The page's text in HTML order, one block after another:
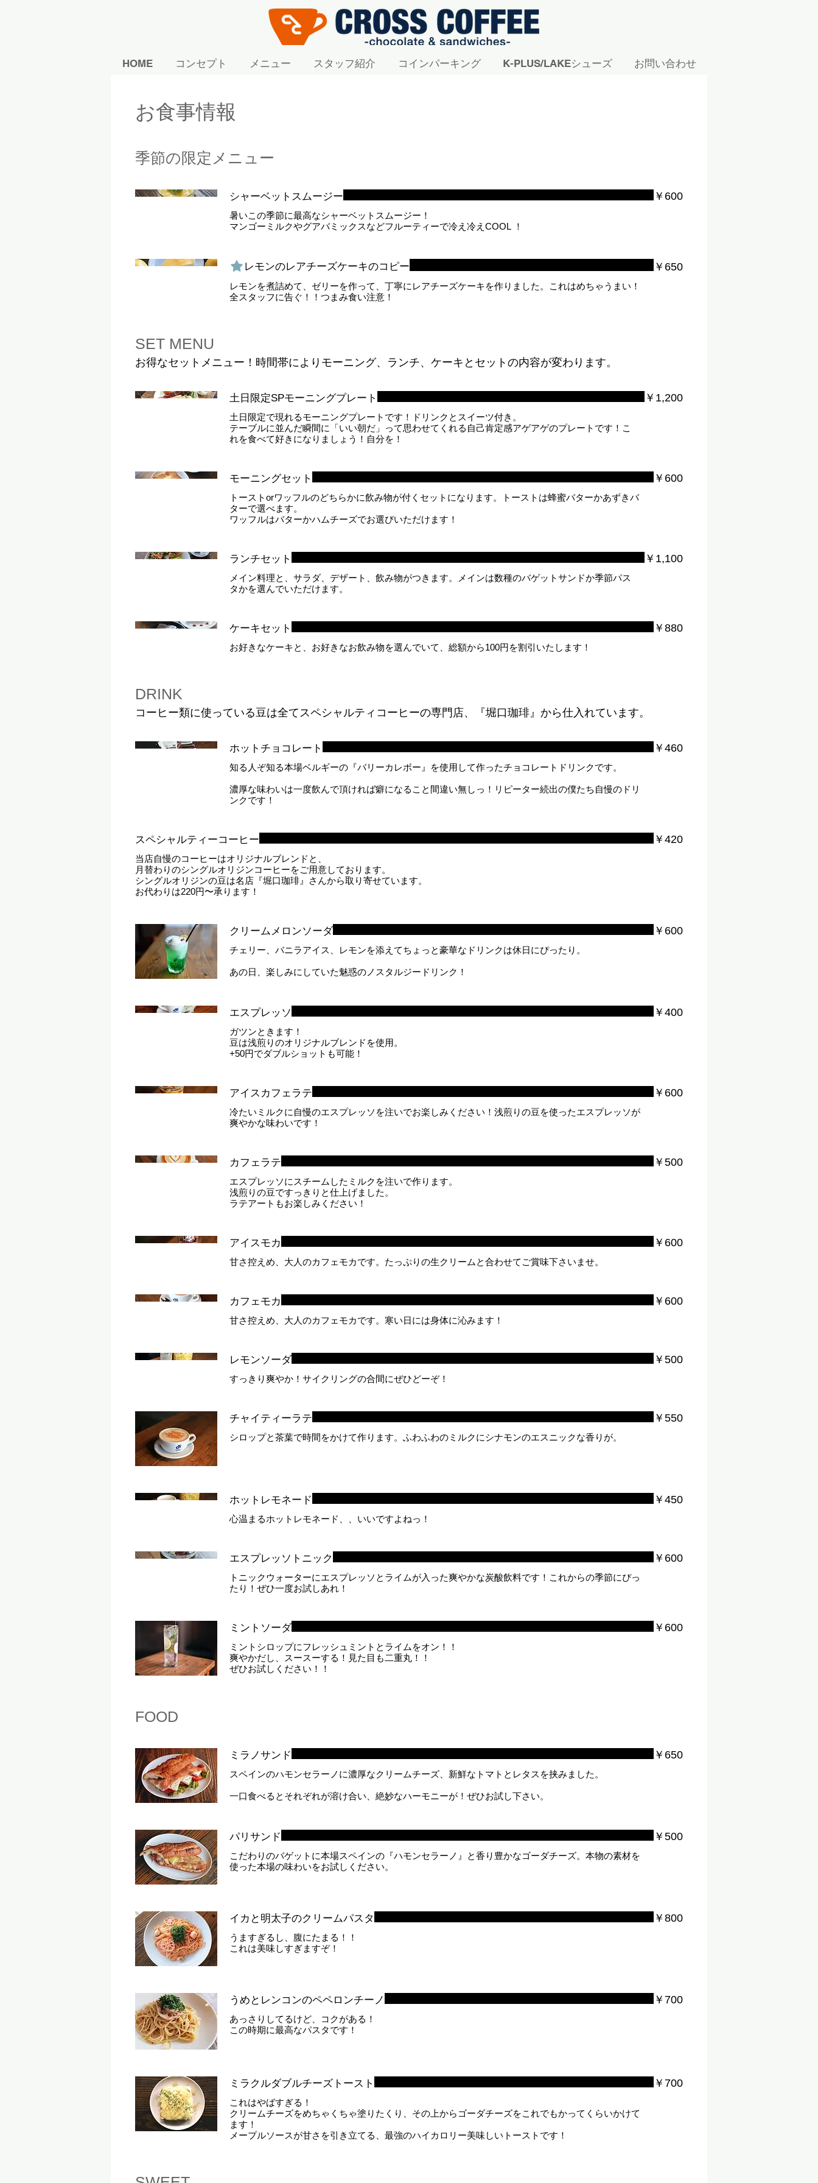
HOME コンセプト メニュー スタッフ紹介 コインパーキング K-PLUS/LAKEシューズ お問い合わせ
お食事情報
季節の限定メニュー
シャーベットスムージー
暑いこの季節に最高なシャーベットスムージー！
マンゴーミルクやグアバミックスなどフルーティーで冷え冷えCOOL ！
￥600
レモンのレアチーズケーキのコピー
レモンを煮詰めて、ゼリーを作って、丁寧にレアチーズケーキを作りました。これはめちゃうまい！
全スタッフに告ぐ！！つまみ食い注意！
￥650
SET MENU
お得なセットメニュー！時間帯によりモーニング、ランチ、ケーキとセットの内容が変わります。
土日限定SPモーニングプレート
土日限定で現れるモーニングプレートです！ドリンクとスイーツ付き。
テーブルに並んだ瞬間に「いい朝だ」って思わせてくれる自己肯定感アゲアゲのプレートです！こ
れを食べて好きになりましょう！自分を！
￥1,200
モーニングセット
トーストorワッフルのどちらかに飲み物が付くセットになります。トーストは蜂蜜バターかあずきバ
ターで選べます。
ワッフルはバターかハムチーズでお選びいただけます！
￥600
ランチセット
メイン料理と、サラダ、デザート、飲み物がつきます。メインは数種のバゲットサンドか季節パス
タかを選んでいただけます。
￥1,100
ケーキセット
お好きなケーキと、お好きなお飲み物を選んでいて、総額から100円を割引いたします！
￥880
DRINK
コーヒー類に使っている豆は全てスペシャルティコーヒーの専門店、『堀口珈琲』から仕入れています。
ホットチョコレート
知る人ぞ知る本場ベルギーの『バリーカレボー』を使用して作ったチョコレートドリンクです。
濃厚な味わいは一度飲んで頂ければ癖になること間違い無しっ！リピーター続出の僕たち自慢のドリ
ンクです！
￥460
スペシャルティーコーヒー
当店自慢のコーヒーはオリジナルブレンドと、
月替わりのシングルオリジンコーヒーをご用意しております。
シングルオリジンの豆は名店『堀口珈琲』さんから取り寄せています。
お代わりは220円〜承ります！
￥420
クリームメロンソーダ
チェリー、バニラアイス、レモンを添えてちょっと豪華なドリンクは休日にぴったり。
あの日、楽しみにしていた魅惑のノスタルジードリンク！
￥600
エスプレッソ
ガツンときます！
豆は浅煎りのオリジナルブレンドを使用。
+50円でダブルショットも可能！
￥400
アイスカフェラテ
冷たいミルクに自慢のエスプレッソを注いでお楽しみください！浅煎りの豆を使ったエスプレッソが
爽やかな味わいです！
￥600
カフェラテ
エスプレッソにスチームしたミルクを注いで作ります。
浅煎りの豆ですっきりと仕上げました。
ラテアートもお楽しみください！
￥500
アイスモカ
甘さ控えめ、大人のカフェモカです。たっぷりの生クリームと合わせてご賞味下さいませ。
￥600
カフェモカ
甘さ控えめ、大人のカフェモカです。寒い日には身体に沁みます！
￥600
レモンソーダ
すっきり爽やか！サイクリングの合間にぜひどーぞ！
￥500
チャイティーラテ
シロップと茶葉で時間をかけて作ります。ふわふわのミルクにシナモンのエスニックな香りが。
￥550
ホットレモネード
心温まるホットレモネード、、いいですよねっ！
￥450
エスプレッソトニック
トニックウォーターにエスプレッソとライムが入った爽やかな炭酸飲料です！これからの季節にぴっ
たり！ぜひ一度お試しあれ！
￥600
ミントソーダ
ミントシロップにフレッシュミントとライムをオン！！
爽やかだし、スースーする！見た目も二重丸！！
ぜひお試しください！！
￥600
FOOD
ミラノサンド
スペインのハモンセラーノに濃厚なクリームチーズ、新鮮なトマトとレタスを挟みました。
一口食べるとそれぞれが溶け合い、絶妙なハーモニーが！ぜひお試し下さい。
￥650
パリサンド
こだわりのバゲットに本場スペインの『ハモンセラーノ』と香り豊かなゴーダチーズ。本物の素材を
使った本場の味わいをお試しください。
￥500
イカと明太子のクリームパスタ
うますぎるし、腹にたまる！！
これは美味しすぎますぞ！
￥800
うめとレンコンのペペロンチーノ
あっさりしてるけど、コクがある！
この時期に最高なパスタです！
￥700
ミラクルダブルチーズトースト
これはやばすぎる！
クリームチーズをめちゃくちゃ塗りたくり、その上からゴーダチーズをこれでもかってくらいかけて
ます！
メープルソースが甘さを引き立てる、最強のハイカロリー美味しいトーストです！
￥700